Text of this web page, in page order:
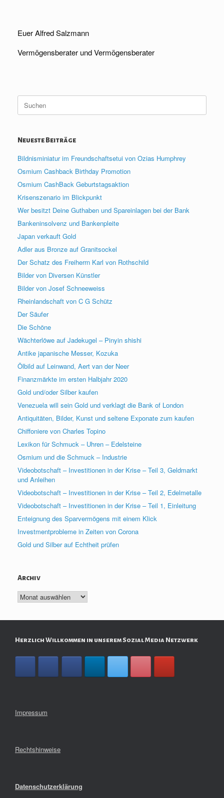
Euer Alfred Salzmann
Vermögensberater und Vermögensberater
Suche
nach:
Neueste Beiträge
Bildnisminiatur im Freundschaftsetui von Ozias Humphrey
Osmium Cashback Birthday Promotion
Osmium CashBack Geburtstagsaktion
Krisenszenario im Blickpunkt
Wer besitzt Deine Guthaben und Spareinlagen bei der Bank
Bankeninsolvenz und Bankenpleite
Japan verkauft Gold
Adler aus Bronze auf Granitsockel
Der Schatz des Freiherrn Karl von Rothschild
Bilder von Diversen Künstler
Bilder von Josef Schneeweiss
Rheinlandschaft von C G Schütz
Der Säufer
Die Schöne
Wächterlöwe auf Jadekugel – Pinyin shishi
Antike japanische Messer, Kozuka
Ölbild auf Leinwand, Aert van der Neer
Finanzmärkte im ersten Halbjahr 2020
Gold und/oder Silber kaufen
Venezuela will sein Gold und verklagt die Bank of London
Antiquitäten, Bilder, Kunst und seltene Exponate zum kaufen
Chiffoniere von Charles Topino
Lexikon für Schmuck – Uhren – Edelsteine
Osmium und die Schmuck – Industrie
Videobotschaft – Investitionen in der Krise – Teil 3, Geldmarkt
und Anleihen
Videobotschaft – Investitionen in der Krise – Teil 2, Edelmetalle
Videobotschaft – Investitionen in der Krise – Teil 1, Einleitung
Enteignung des Sparvermögens mit einem Klick
Investmentprobleme in Zeiten von Corona
Gold und Silber auf Echtheit prüfen
Archiv
Archiv
Herzlich Willkommen in unserem Sozial Media Netzwerk
Impressum
Rechtshinweise
Datenschutzerklärung